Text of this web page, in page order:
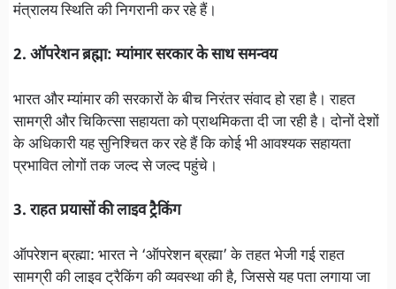
मंत्रालय स्थिति की निगरानी कर रहे हैं।
2. ऑपरेशन ब्रह्मा: म्यांमार सरकार के साथ समन्वय
भारत और म्यांमार की सरकारों के बीच निरंतर संवाद हो रहा है। राहत
सामग्री और चिकित्सा सहायता को प्राथमिकता दी जा रही है। दोनों देशों
के अधिकारी यह सुनिश्चित कर रहे हैं कि कोई भी आवश्यक सहायता
प्रभावित लोगों तक जल्द से जल्द पहुंचे।
3. राहत प्रयासों की लाइव ट्रैकिंग
ऑपरेशन ब्रह्मा: भारत ने ‘ऑपरेशन ब्रह्मा’ के तहत भेजी गई राहत
सामग्री की लाइव ट्रैकिंग की व्यवस्था की है, जिससे यह पता लगाया जा